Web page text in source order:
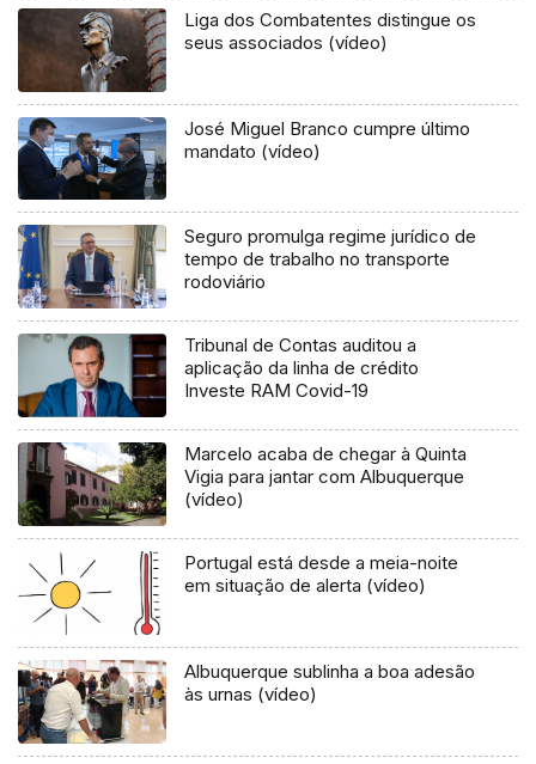
Liga dos Combatentes distingue os
seus associados (vídeo)
José Miguel Branco cumpre último
mandato (vídeo)
Seguro promulga regime jurídico de
tempo de trabalho no transporte
rodoviário
Tribunal de Contas auditou a
aplicação da linha de crédito
Investe RAM Covid-19
Marcelo acaba de chegar à Quinta
Vigia para jantar com Albuquerque
(vídeo)
Portugal está desde a meia-noite
em situação de alerta (vídeo)
Albuquerque sublinha a boa adesão
às urnas (vídeo)